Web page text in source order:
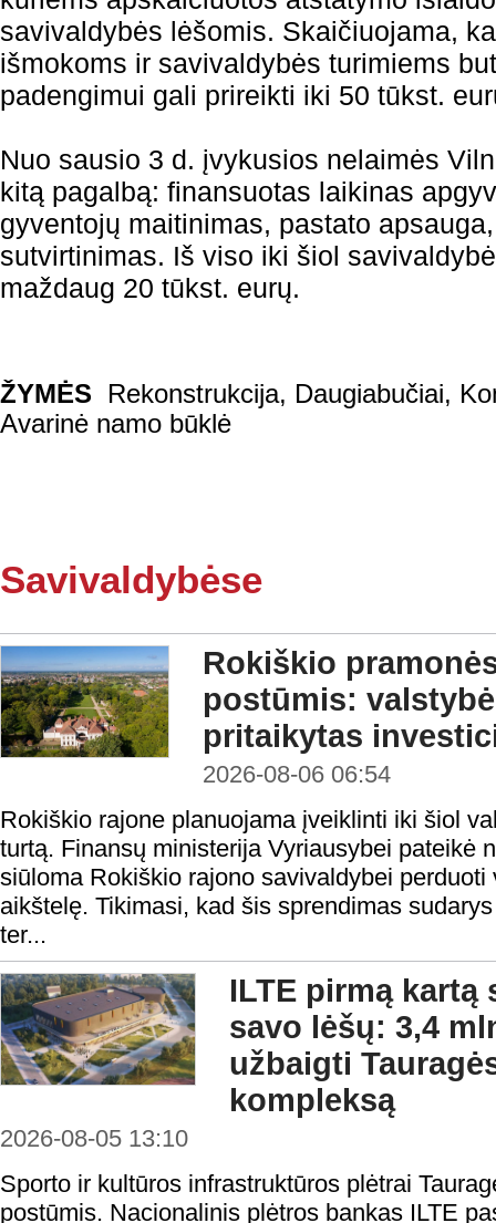
savivaldybės lėšomis. Skaičiuojama,
išmokoms ir savivaldybės turimiems
padengimui gali prireikti iki 50 tūkst.
Nuo sausio 3 d. įvykusios nelaimės
kitą pagalbą: finansuotas laikinas
gyventojų maitinimas, pastato
sutvirtinimas. Iš viso iki šiol
maždaug 20 tūkst. eurų.
ŽYMĖS Rekonstrukcija, Daugiabučiai,
Avarinė namo būklė
Savivaldybėse
Rokiškio
postūmis:
pritaikytas
2026-08-06 06:54
Rokiškio rajone planuojama įveiklinti iki šiol
turtą. Finansų ministerija Vyriausybei pateikė
siūloma Rokiškio rajono savivaldybei
aikštelę. Tikimasi, kad šis sprendimas
ter...
ILTE pirmą kartą
savo lėšų: 3,4
užbaigti
kompleksą
2026-08-05 13:10
Sporto ir kultūros infrastruktūros plėtrai
postūmis. Nacionalinis plėtros bankas ILTE